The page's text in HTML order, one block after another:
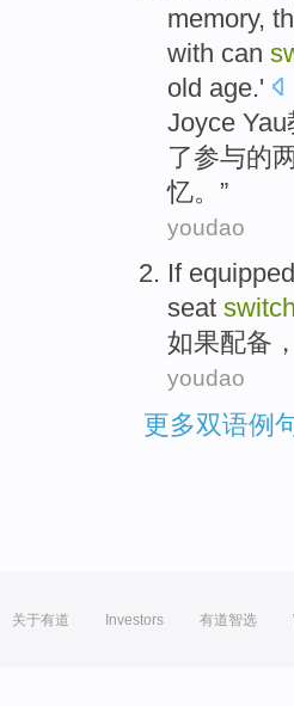
memory,
with can
old age.'
Joyce Yau
了参与的
忆。”
youdao
If equipped
seat switch
如果配备 ，
youdao
更多双语例
关于有道 Investors 有道智选